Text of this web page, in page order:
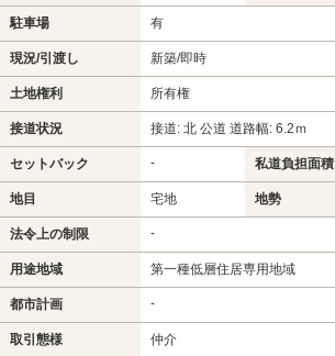
駐車場 有
現況/引渡し 新築/即時
土地権利 所有権
接道状況 接道: 北 公道 道路幅: 6.2ｍ
セットバック - 私道負担面積
地目 宅地 地勢
法令上の制限 -
用途地域 第一種低層住居専用地域
都市計画 -
取引態様 仲介